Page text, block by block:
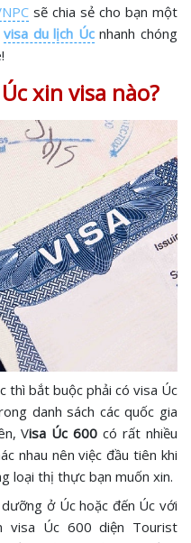
sẽ chia sẻ cho bạn một
visa du lịch Úc nhanh chóng
xin visa nào?
thì bắt buộc phải có visa Úc
danh sách các quốc gia
Visa Úc 600 có rất nhiều
nhau nên việc đầu tiên khi
loại thị thực bạn muốn xin.
ở Úc hoặc đến Úc với
visa Úc 600 diện Tourist